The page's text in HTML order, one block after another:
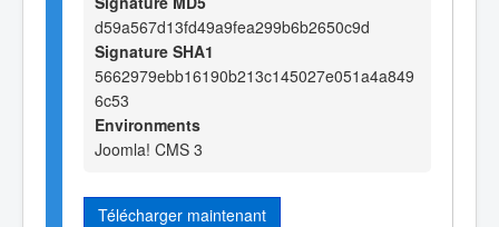
d59a567d13fd49a9fea299b6b2650c9d
Signature SHA1
5662979ebb16190b213c145027e051a4a849
6c53
Environments
Joomla! CMS 3
Télécharger maintenant